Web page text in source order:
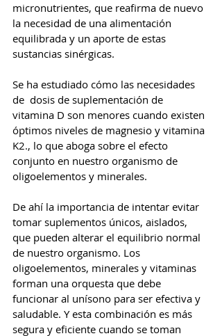
micronutrientes, que reafirma de nuevo
la necesidad de una alimentación
equilibrada y un aporte de estas
sustancias sinérgicas.
Se ha estudiado cómo las necesidades
de  dosis de suplementación de
vitamina D son menores cuando existen
óptimos niveles de magnesio y vitamina
K2., lo que aboga sobre el efecto
conjunto en nuestro organismo de
oligoelementos y minerales.
De ahí la importancia de intentar evitar
tomar suplementos únicos, aislados,
que pueden alterar el equilibrio normal
de nuestro organismo. Los
oligoelementos, minerales y vitaminas
forman una orquesta que debe
funcionar al unísono para ser efectiva y
saludable. Y esta combinación es más
segura y eficiente cuando se toman